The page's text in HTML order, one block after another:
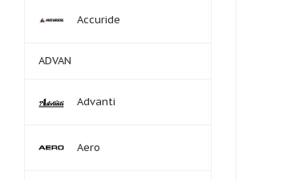
Accuride
ADVAN
Advanti
Aero